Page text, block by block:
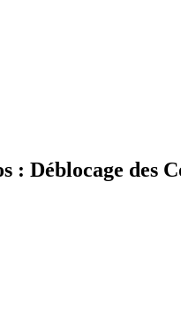
: Déblocage